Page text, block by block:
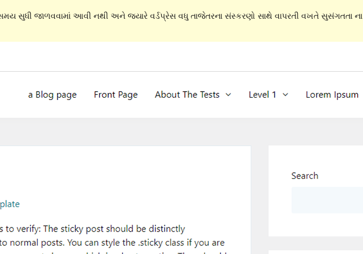
સુધી જાળવવામાં આવી નથી અને જ્યારે વર્ડપ્રેસ વધુ તાજેતરના સંસ્કરણો સાથે વાપરતી વખતે સુસંગતતા ના